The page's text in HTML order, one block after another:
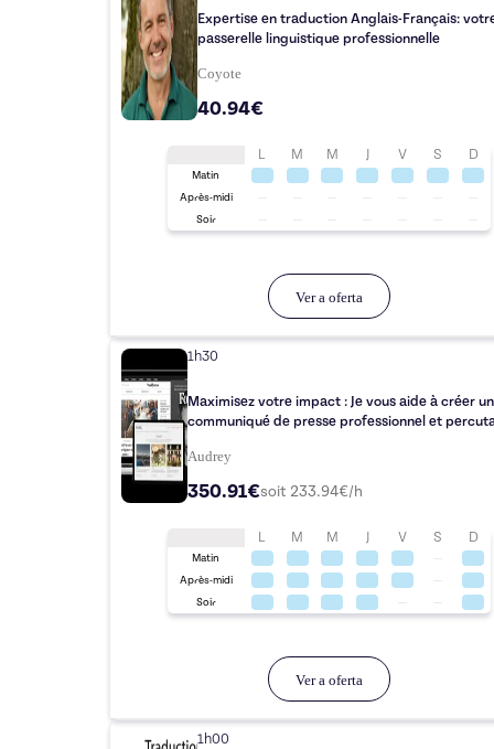
Expertise en traduction Anglais-Français:
passerelle linguistique professionnelle
Coyote
40.94€
L M M J V S D
Matin
Après-midi
Soir
Ver a oferta
1h30
Maximisez votre impact : Je vous aide à créer un
communiqué de presse professionnel et
Audrey
350.91€soit 233.94€/h
L M M J V S D
Matin
Après-midi
Soir
Ver a oferta
1h00